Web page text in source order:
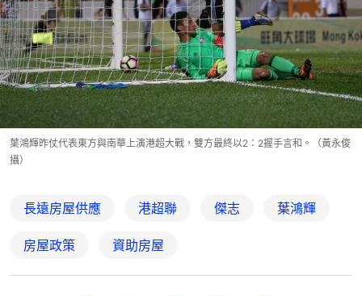
葉鴻輝昨仗代表東方與南華上演港超大戰，雙方最終以2：2握手言和。（黃永俊
攝）
長遠房屋供應 港超聯 傑志 葉鴻輝
房屋政策 資助房屋